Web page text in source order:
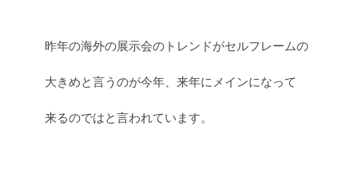
昨年の海外の展示会のトレンドがセルフレームの
大きめと言うのが今年、来年にメインになって
来るのではと言われています。